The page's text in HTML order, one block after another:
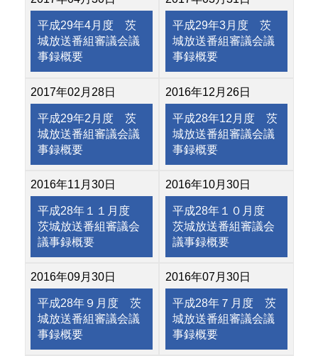
平成29年4月度 茨
城放送番組審議会議
事録概要
平成29年3月度 茨
城放送番組審議会議
事録概要
2017年02月28日
平成29年2月度 茨
城放送番組審議会議
事録概要
2016年12月26日
平成28年12月度 茨
城放送番組審議会議
事録概要
2016年11月30日
平成28年１１月度
茨城放送番組審議会
議事録概要
2016年10月30日
平成28年１０月度
茨城放送番組審議会
議事録概要
2016年09月30日
平成28年９月度 茨
城放送番組審議会議
事録概要
2016年07月30日
平成28年７月度 茨
城放送番組審議会議
事録概要